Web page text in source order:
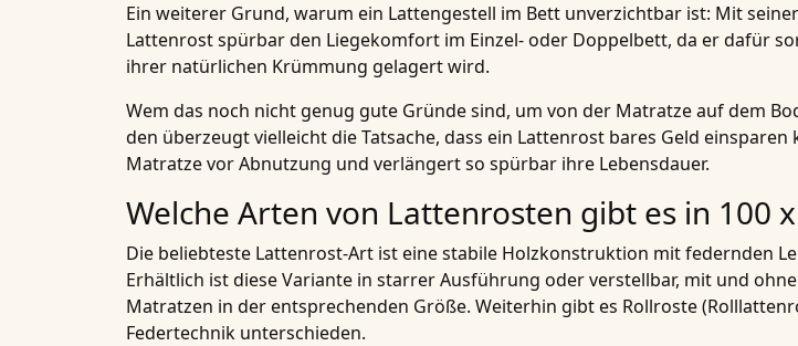
Ein weiterer Grund, warum ein Lattengestell im Bett unverzichtbar ist: Mit
Lattenrost spürbar den Liegekomfort im Einzel- oder Doppelbett, da er dafür
ihrer natürlichen Krümmung gelagert wird.
Wem das noch nicht genug gute Gründe sind, um von der Matratze auf dem
den überzeugt vielleicht die Tatsache, dass ein Lattenrost bares Geld
Matratze vor Abnutzung und verlängert so spürbar ihre Lebensdauer.
Welche Arten von Lattenrosten gibt es in 100
Die beliebteste Lattenrost-Art ist eine stabile Holzkonstruktion mit federnden
Erhältlich ist diese Variante in starrer Ausführung oder verstellbar, mit und
Matratzen in der entsprechenden Größe. Weiterhin gibt es Rollroste
Federtechnik unterschieden.